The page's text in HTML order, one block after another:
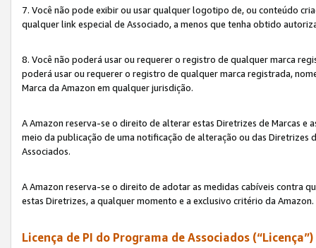
7. Você não pode exibir ou usar qualquer logotipo de, ou conteúdo
qualquer link especial de Associado, a menos que tenha obtido
8. Você não poderá usar ou requerer o registro de qualquer marca
poderá usar ou requerer o registro de qualquer marca registrada,
Marca da Amazon em qualquer jurisdição.
A Amazon reserva-se o direito de alterar estas Diretrizes de Marcas e
meio da publicação de uma notificação de alteração ou das Diretrizes
Associados.
A Amazon reserva-se o direito de adotar as medidas cabíveis contra
estas Diretrizes, a qualquer momento e a exclusivo critério da Amazon.
Licença de PI do Programa de Associados (“Licença”)